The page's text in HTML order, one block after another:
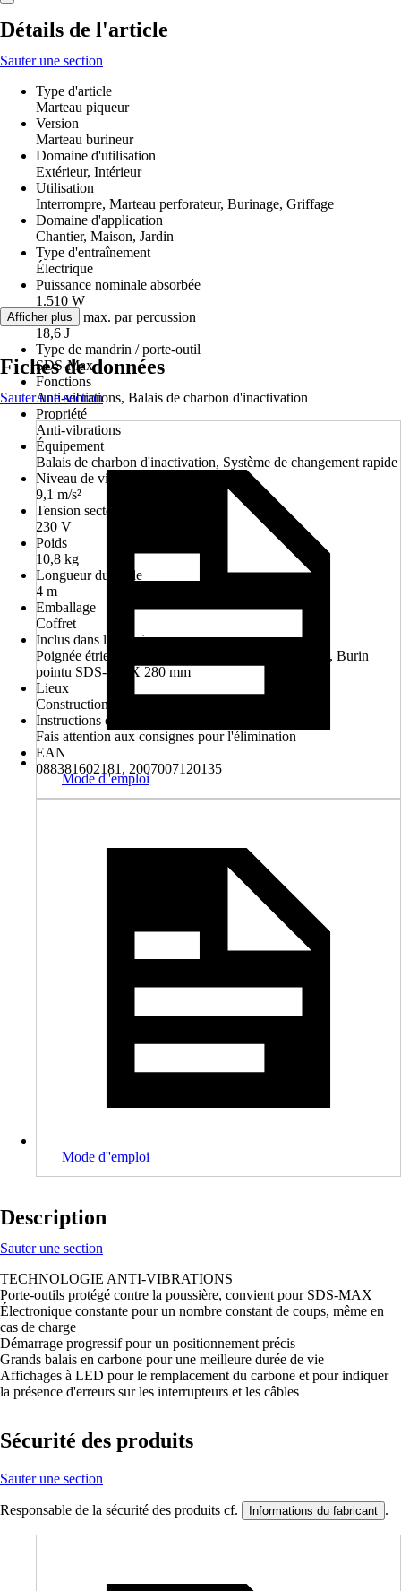
Détails de l'article
Sauter une section
Type d'article
Marteau piqueur
Version
Marteau burineur
Domaine d'utilisation
Extérieur, Intérieur
Utilisation
Interrompre, Marteau perforateur, Burinage, Griffage
Domaine d'application
Chantier, Maison, Jardin
Type d'entraînement
Électrique
Puissance nominale absorbée
1.510 W
Énergie max. par percussion
18,6 J
Type de mandrin / porte-outil
SDS-Max
Fonctions
Anti-vibrations, Balais de charbon d'inactivation
Propriété
Anti-vibrations
Équipement
Balais de charbon d'inactivation, Système de changement rapide
Niveau de vibration à plein régime
9,1 m/s²
Tension secteur
230 V
Poids
10,8 kg
Longueur du câble
4 m
Emballage
Coffret
Inclus dans la livraison
Poignée étrier cpl., Graisse pour forets/burins 100ml, Burin
pointu SDS-MAX 280 mm
Lieux
Construction, Chantier, Rénovation, Assainissement
Instructions d'élimination
Fais attention aux consignes pour l'élimination
EAN
088381602181, 2007007120135
Afficher plus
Fiches de données
Sauter une section
Mode d''emploi
Mode d''emploi
Description
Sauter une section
TECHNOLOGIE ANTI-VIBRATIONS
Porte-outils protégé contre la poussière, convient pour SDS-MAX
Électronique constante pour un nombre constant de coups, même en
cas de charge
Démarrage progressif pour un positionnement précis
Grands balais en carbone pour une meilleure durée de vie
Affichages à LED pour le remplacement du carbone et pour indiquer
la présence d'erreurs sur les interrupteurs et les câbles
Sécurité des produits
Sauter une section
Responsable de la sécurité des produits cf. Informations du fabricant .